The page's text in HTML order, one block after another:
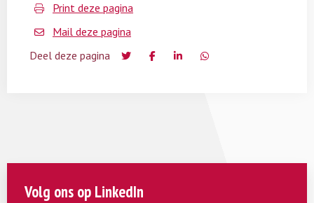
Print deze pagina
Mail deze pagina
Deel deze pagina
Volg ons op LinkedIn